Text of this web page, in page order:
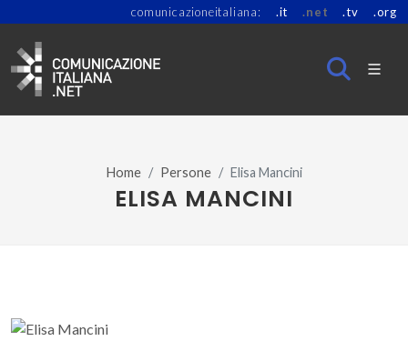
comunicazioneitaliana: .it .net .tv .org
Home Persone Elisa Mancini
ELISA MANCINI